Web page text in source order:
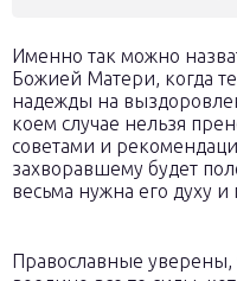
Именно так можно
Божией Матери, когда
надежды на
коем случае нельзя
советами и
захворавшему будет
весьма нужна его духу
Православные уверены,